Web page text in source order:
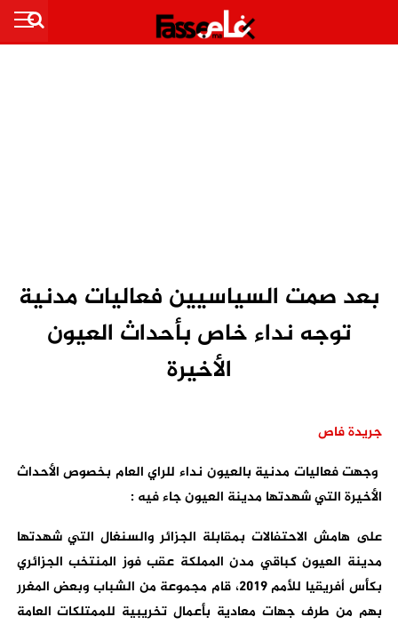
بعد صمت السياسيين فعاليات مدنية
توجه نداء خاص بأحداث العيون
الأخيرة
جريدة فاص
وجهت فعاليات مدنية بالعيون نداء للراي العام بخصوص الأحداث
الأخيرة التي شهدتها مدينة العيون جاء فيه :
على هامش الاحتفالات بمقابلة الجزائر والسنغال التي شهدتها
مدينة العيون كباقي مدن المملكة عقب فوز المنتخب الجزائري
بكأس أفريقيا للأمم 2019، قام مجموعة من الشباب وبعض المغرر
بهم من طرف جهات معادية بأعمال تخريبية للممتلكات العامة